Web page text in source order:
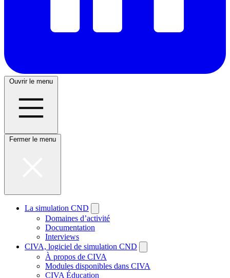
Ouvrir le menu
Fermer le menu
La simulation CND
Domaines d’activité
Documentation
Interviews
CIVA, logiciel de simulation CND
À propos de CIVA
Modules disponibles dans CIVA
CIVA Éducation